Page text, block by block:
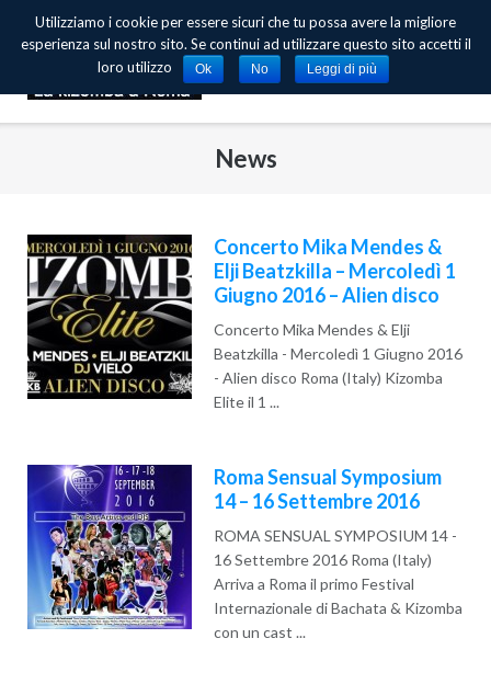
News
Concerto Mika Mendes &
Elji Beatzkilla – Mercoledì 1
Giugno 2016 – Alien disco
Concerto Mika Mendes & Elji
Beatzkilla - Mercoledì 1 Giugno 2016
- Alien disco Roma (Italy) Kizomba
Elite il 1 ...
Roma Sensual Symposium
14 – 16 Settembre 2016
ROMA SENSUAL SYMPOSIUM 14 -
16 Settembre 2016 Roma (Italy)
Arriva a Roma il primo Festival
Internazionale di Bachata & Kizomba
con un cast ...
Utilizziamo i cookie per essere sicuri che tu possa avere la migliore
esperienza sul nostro sito. Se continui ad utilizzare questo sito accetti il
loro utilizzo
Ok No Leggi di più